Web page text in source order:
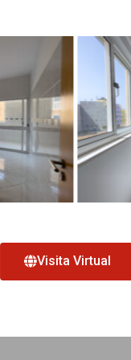
Visita Virtual